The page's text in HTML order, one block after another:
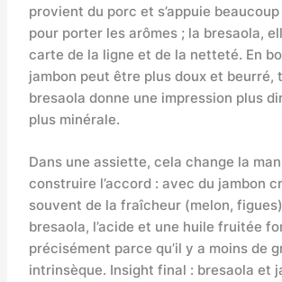
provient du porc et s’appuie
pour porter les arômes ; la bresaola,
carte de la ligne et de la netteté. En
jambon peut être plus doux et beurré,
bresaola donne une impression plus
plus minérale.
Dans une assiette, cela change la
construire l’accord : avec du jambon
souvent de la fraîcheur (melon,
bresaola, l’acide et une huile fruitée
précisément parce qu’il y a moins de
intrinsèque. Insight final : bresaola et